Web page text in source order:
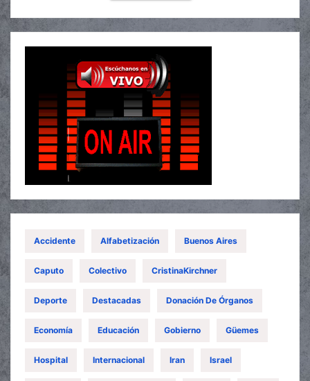
Accidente Alfabetización Buenos Aires
Caputo Colectivo CristinaKirchner
Deporte Destacadas Donación De Órganos
Economía Educación Gobierno Güemes
Hospital Internacional Iran Israel